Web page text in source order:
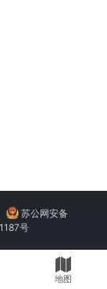
苏公网安备
号
地图